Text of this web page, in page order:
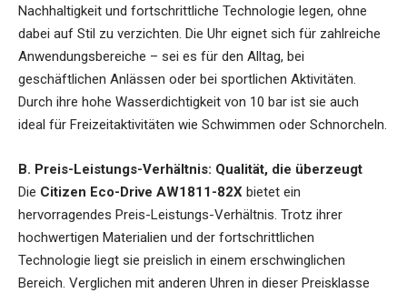
Nachhaltigkeit und fortschrittliche Technologie legen, ohne
dabei auf Stil zu verzichten. Die Uhr eignet sich für zahlreiche
Anwendungsbereiche – sei es für den Alltag, bei
geschäftlichen Anlässen oder bei sportlichen Aktivitäten.
Durch ihre hohe Wasserdichtigkeit von 10 bar ist sie auch
ideal für Freizeitaktivitäten wie Schwimmen oder Schnorcheln.
B. Preis-Leistungs-Verhältnis: Qualität, die überzeugt
Die Citizen Eco-Drive AW1811-82X bietet ein
hervorragendes Preis-Leistungs-Verhältnis. Trotz ihrer
hochwertigen Materialien und der fortschrittlichen
Technologie liegt sie preislich in einem erschwinglichen
Bereich. Verglichen mit anderen Uhren in dieser Preisklasse